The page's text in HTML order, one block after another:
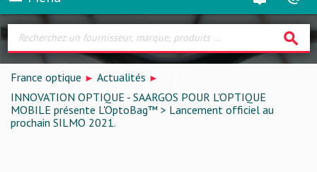
search
France optique
Actualités
INNOVATION OPTIQUE - SAARGOS POUR L'OPTIQUE
MOBILE présente L'OptoBag™ > Lancement officiel au
prochain SILMO 2021.